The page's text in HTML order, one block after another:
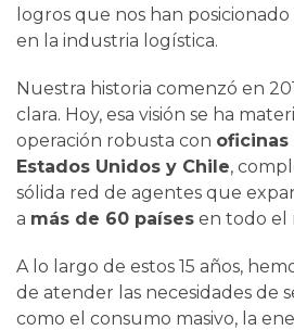
logros que nos han
en la industria logística.
Nuestra historia comenzó en
clara. Hoy, esa visión se ha
operación robusta con oficinas
Estados Unidos y Chile,
sólida red de agentes que
a más de 60 países en todo el
A lo largo de estos 15 años,
de atender las necesidades de
como el consumo masivo, la